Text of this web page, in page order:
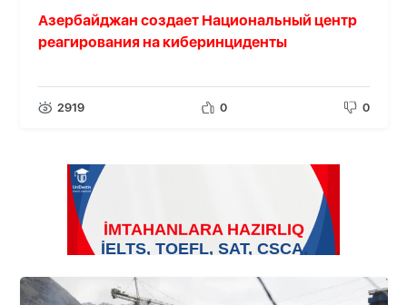
Азербайджан создает Национальный центр
реагирования на киберинциденты
2919 0 0